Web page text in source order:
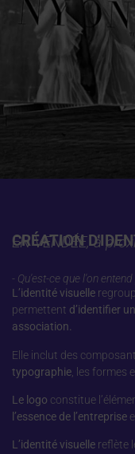
CRÉATION
EN VENDÉE, à
- Qu'est-ce que l'on
L’identité visuelle
permettent d’identifier
association.
Elle inclut des
typographie, les formes
Le logo constitue
l’essence de l’entreprise
L’identité visuelle reflète